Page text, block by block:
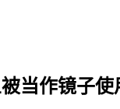
当作镜子使